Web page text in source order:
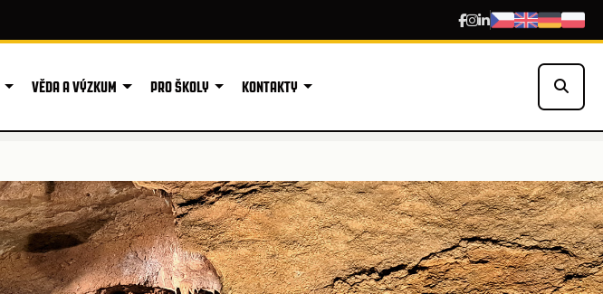
VĚDA A VÝZKUM PRO ŠKOLY KONTAKTY